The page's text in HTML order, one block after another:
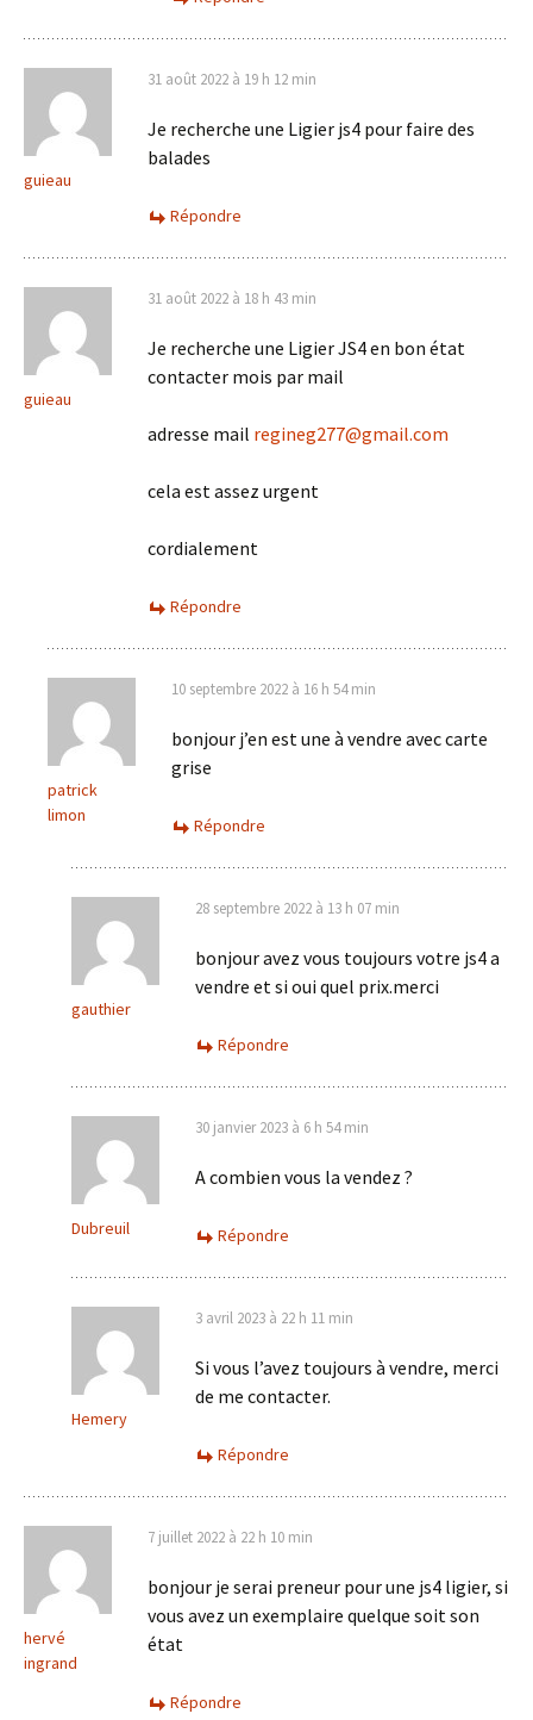
guieau
31 août 2022 à 19 h 12 min
Je recherche une Ligier js4 pour faire des
balades
Répondre
guieau
31 août 2022 à 18 h 43 min
Je recherche une Ligier JS4 en bon état
contacter mois par mail
adresse mail regineg277@gmail.com
cela est assez urgent
cordialement
Répondre
patrick
limon
10 septembre 2022 à 16 h 54 min
bonjour j’en est une à vendre avec carte
grise
Répondre
gauthier
28 septembre 2022 à 13 h 07 min
bonjour avez vous toujours votre js4 a
vendre et si oui quel prix.merci
Répondre
Dubreuil
30 janvier 2023 à 6 h 54 min
A combien vous la vendez ?
Répondre
Hemery
3 avril 2023 à 22 h 11 min
Si vous l’avez toujours à vendre, merci
de me contacter.
Répondre
hervé
ingrand
7 juillet 2022 à 22 h 10 min
bonjour je serai preneur pour une js4 ligier, si
vous avez un exemplaire quelque soit son
état
Répondre